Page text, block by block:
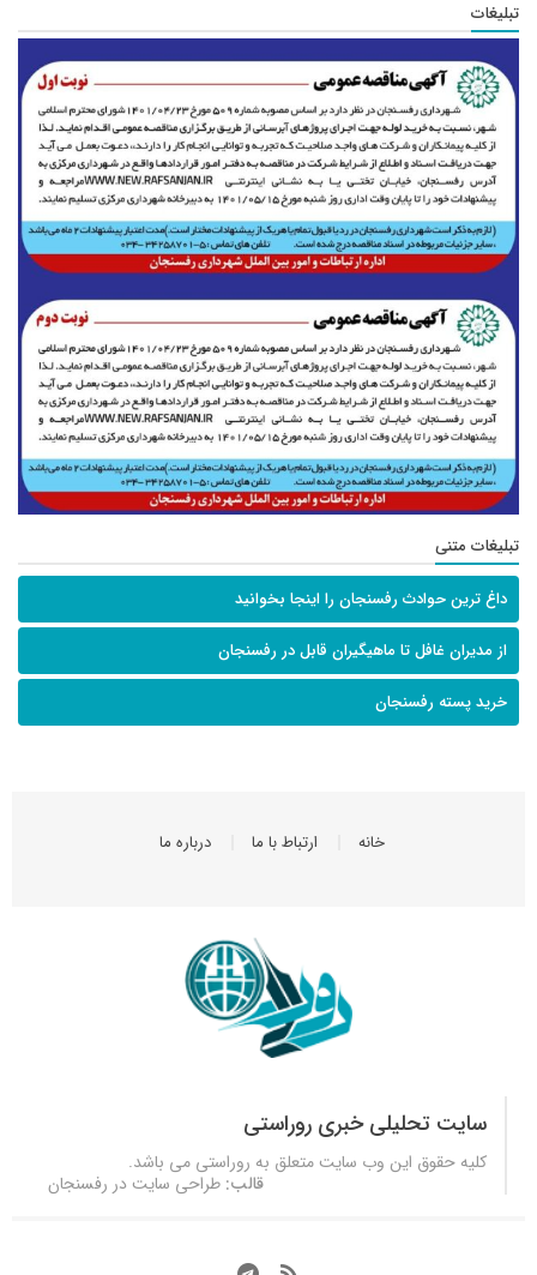
تبلیغات
تبلیغات متنی
داغ ترین حوادث رفسنجان را اینجا بخوانید
از مدیران غافل تا ماهیگیران قابل در رفسنجان
خرید پسته رفسنجان
خانه ارتباط با ما درباره ما
سایت تحلیلی خبری روراستی
کلیه حقوق این وب سایت متعلق به روراستی می باشد.
قالب: طراحی سایت در رفسنجان